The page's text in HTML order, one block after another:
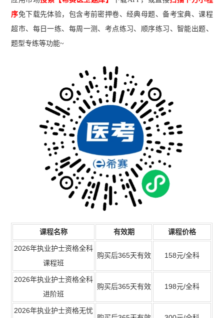
序免下载先体验，包含考前密押卷、经典母题、备考宝典、课程
超市、每日一练、每周一测、考点练习、顺序练习、智能出题、
题型专练等功能~
课程名称 有效期 课程价格
2026年执业护士资格全科
课程班
购买后365天有效 158元/全科
2026年执业护士资格全科
进阶班
购买后365天有效 198元/全科
2026年执业护士资格无忧